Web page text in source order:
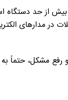
از حد دستگاه
مدارهای
مشکل، حتماً به